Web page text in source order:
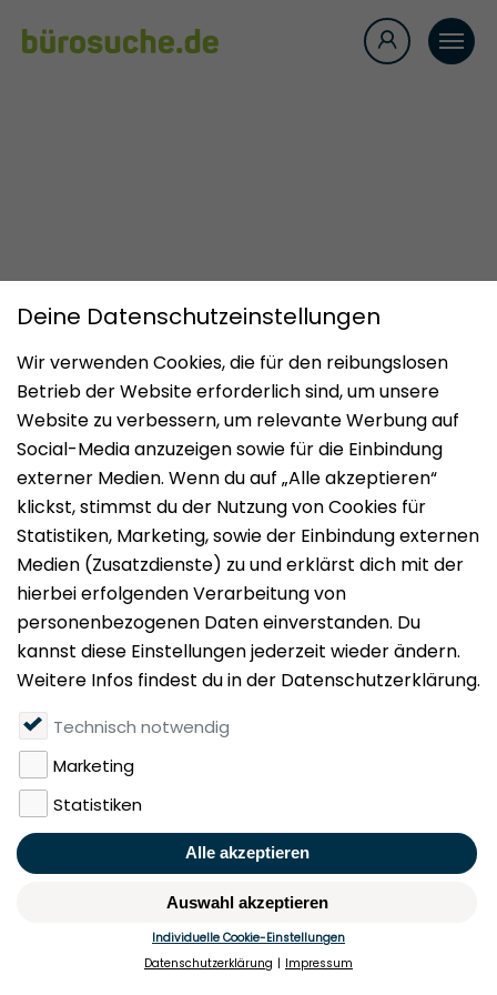
Impressum
Datenschutz
Nutzungsbedingungen
Mieten
Vermieten
Über uns
Presse
Geldwäschegesetz
Rufen Sie uns gerne an:
+49 (0)40 349 14 194